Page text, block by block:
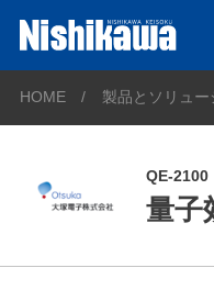
HOME 製品とソリュー
QE-2100
量子